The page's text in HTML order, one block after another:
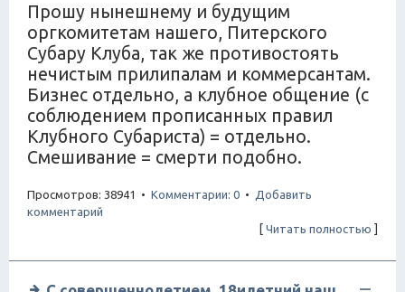
Прошу нынешнему и будущим
оргкомитетам нашего, Питерского
Субару Клуба, так же противостоять
нечистым прилипалам и коммерсантам.
Бизнес отдельно, а клубное общение (с
соблюдением прописанных правил
Клубного Субариста) = отдельно.
Смешивание = смерти подобно.
Просмотров: 38941 • Комментарии: 0 •
Добавить
комментарий
[ Читать полностью ]